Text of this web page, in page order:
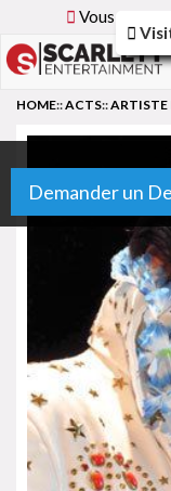
Vous
Demander un
HOME::ACTS::ARTISTE